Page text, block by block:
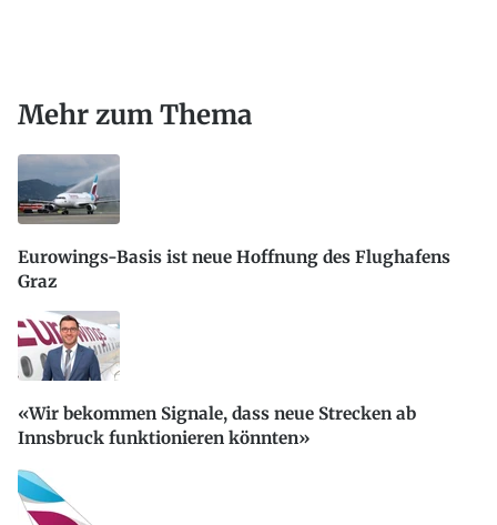
Mehr zum Thema
Eurowings-Basis ist neue Hoffnung des Flughafens
Graz
«Wir bekommen Signale, dass neue Strecken ab
Innsbruck funktionieren könnten»